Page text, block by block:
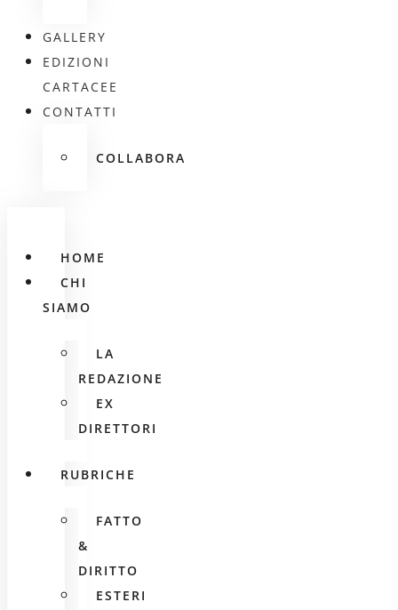
GALLERY
EDIZIONI
CARTACEE
CONTATTI
COLLABORA
HOME
CHI
SIAMO
LA
REDAZIONE
EX
DIRETTORI
RUBRICHE
FATTO
&
DIRITTO
ESTERI